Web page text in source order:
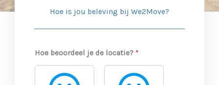
Hoe is jou beleving bij We2Move?
Hoe beoordeel je de locatie? *